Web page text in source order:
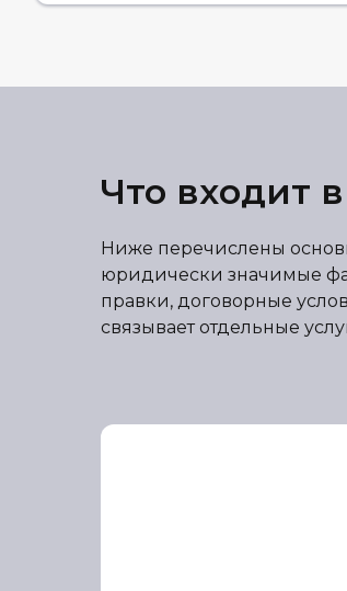
Что входит
Ниже перечислены
юридически значимые
правки, договорные
связывает отдельные